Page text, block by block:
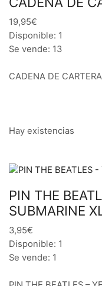
19,95€
Disponible: 1
Se vende: 13
CADENA DE
Hay existencias
PIN THE
SUBMARINE
3,95€
Disponible: 1
Se vende: 1